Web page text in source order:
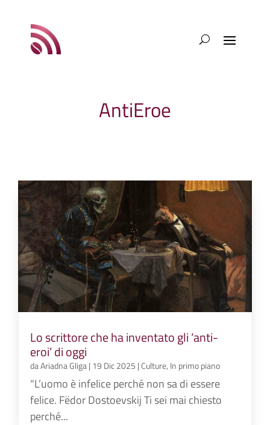
AntiEroe
Lo scrittore che ha inventato gli ‘anti-
eroi’ di oggi
daAriadna Gliga| 19 Dic 2025 |Culture, In primo piano
"L’uomo è infelice perché non sa di essere
felice. Fëdor Dostoevskij Ti sei mai chiesto
perché...